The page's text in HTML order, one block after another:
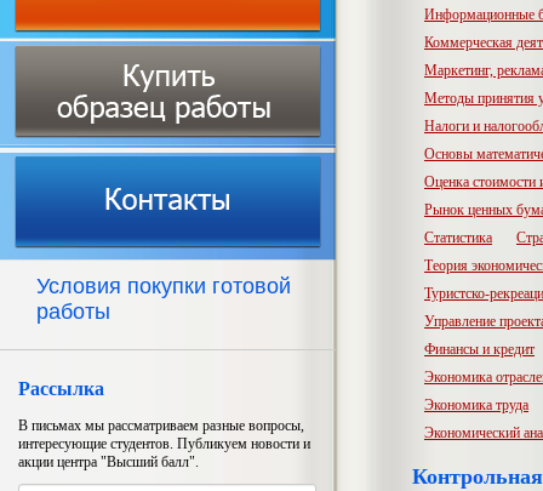
Условия покупки готовой
работы
Рассылка
В письмах мы рассматриваем разные вопросы,
интересующие студентов. Публикуем новости и
акции центра "Высший балл".
Информационные
Коммерческая
Маркетинг,
Методы принятия
Налоги и
Основы
Оценка стоимости
Рынок ценных
Статистика
Теория
Туристско-
Управление
Финансы и кредит
Экономика
Экономика труда
Экономический